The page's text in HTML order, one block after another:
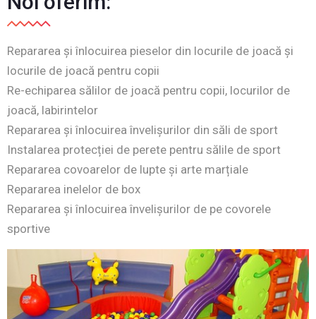
Repararea și înlocuirea pieselor din locurile de joacă și
locurile de joacă pentru copii
Re-echiparea sălilor de joacă pentru copii, locurilor de
joacă, labirintelor
Repararea și înlocuirea învelișurilor din săli de sport
Instalarea protecției de perete pentru sălile de sport
Repararea covoarelor de lupte și arte marțiale
Repararea inelelor de box
Repararea și înlocuirea învelișurilor de pe covorele
sportive